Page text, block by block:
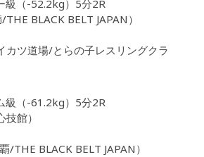
級（-52.2kg）5分2R
BLACK BELT JAPAN）
カツ道場/とらの子レスリングクラ
級（-61.2kg）5分2R
館）
/THE BLACK BELT JAPAN）